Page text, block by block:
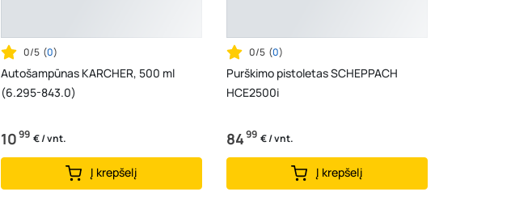
0/5 (0)
Autošampūnas KARCHER, 500 ml
(6.295-843.0)
1099 € / vnt.
Į krepšelį
0/5 (0)
Purškimo pistoletas SCHEPPACH
HCE2500i
8499 € / vnt.
Į krepšelį